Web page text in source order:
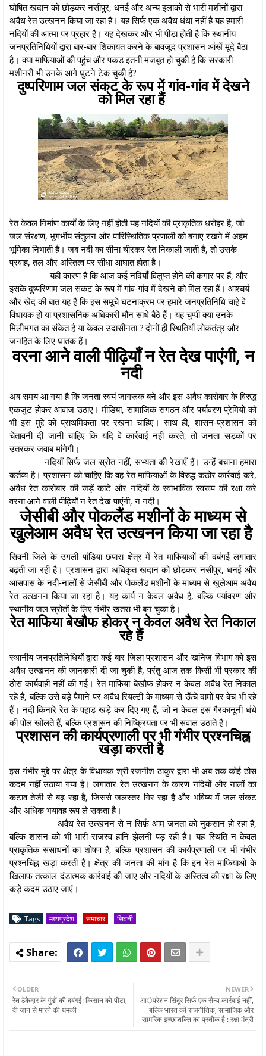
घोषित खदान को छोड़कर नसीपुर, धनई और अन्य इलाकों से भारी मशीनों द्वारा
अवैध रेत उत्खनन किया जा रहा है। यह सिर्फ एक अवैध धंधा नहीं है यह हमारी
नदियों की आत्मा पर प्रहार है। यह देखकर और भी पीड़ा होती है कि स्थानीय
जनप्रतिनिधियों द्वारा बार-बार शिकायत करने के बावजूद प्रशासन आंखें मूंदे बैठा
है। क्या माफियाओं की पहुंच और पकड़ इतनी मजबूत हो चुकी है कि सरकारी
मशीनरी भी उनके आगे घुटने टेक चुकी है?
दुष्परिणाम जल संकट के रूप में गांव-गांव में देखने
को मिल रहा हैं
रेत केवल निर्माण कार्यों के लिए नहीं होती यह नदियों की प्राकृतिक धरोहर है, जो
जल संरक्षण, भूगर्भीय संतुलन और पारिस्थितिक प्रणाली को बनाए रखने में अहम
भूमिका निभाती है। जब नदी का सीना चीरकर रेत निकाली जाती है, तो उसके
प्रवाह, तल और अस्तित्व पर सीधा आघात होता है।
यही कारण है कि आज कई नदियाँ विलुप्त होने की कगार पर हैं, और
इसके दुष्परिणाम जल संकट के रूप में गांव-गांव में देखने को मिल रहा हैं। आश्चर्य
और खेद की बात यह है कि इस समूचे घटनाक्रम पर हमारे जनप्रतिनिधि चाहे वे
विधायक हों या प्रशासनिक अधिकारी मौन साधे बैठे हैं। यह चुप्पी क्या उनके
मिलीभगत का संकेत है या केवल उदासीनता ? दोनों ही स्थितियाँ लोकतंत्र और
जनहित के लिए घातक हैं।
वरना आने वाली पीढ़ियाँ न रेत देख पाएंगी, न
नदी
अब समय आ गया है कि जनता स्वयं जागरूक बने और इस अवैध कारोबार के विरुद्ध
एकजुट होकर आवाज उठाए। मीडिया, सामाजिक संगठन और पर्यावरण प्रेमियों को
भी इस मुद्दे को प्राथमिकता पर रखना चाहिए। साथ ही, शासन-प्रशासन को
चेतावनी दी जानी चाहिए कि यदि वे कार्रवाई नहीं करते, तो जनता सड़कों पर
उतरकर जवाब मांगेगी।
नदियाँ सिर्फ जल स्रोत नहीं, सभ्यता की रेखाएँ हैं। उन्हें बचाना हमारा
कर्तव्य है। प्रशासन को चाहिए कि वह रेत माफियाओं के विरुद्ध कठोर कार्रवाई करे,
अवैध रेत कारोबार की जड़ें काटे और नदियों के स्वाभाविक स्वरूप की रक्षा करे
वरना आने वाली पीढ़ियाँ न रेत देख पाएंगी, न नदी।
जेसीबी और पोकलैंड मशीनों के माध्यम से
खुलेआम अवैध रेत उत्खनन किया जा रहा है
सिवनी जिले के उगली पांडिया छपारा क्षेत्र में रेत माफियाओं की दबंगई लगातार
बढ़ती जा रही है। प्रशासन द्वारा अधिकृत खदान को छोड़कर नसीपुर, धनई और
आसपास के नदी-नालों से जेसीबी और पोकलैंड मशीनों के माध्यम से खुलेआम अवैध
रेत उत्खनन किया जा रहा है। यह कार्य न केवल अवैध है, बल्कि पर्यावरण और
स्थानीय जल स्रोतों के लिए गंभीर खतरा भी बन चुका है।
रेत माफिया बेखौफ होकर न केवल अवैध रेत निकाल
रहे हैं
स्थानीय जनप्रतिनिधियों द्वारा कई बार जिला प्रशासन और खनिज विभाग को इस
अवैध उत्खनन की जानकारी दी जा चुकी है, परंतु आज तक किसी भी प्रकार की
ठोस कार्यवाही नहीं की गई। रेत माफिया बेखौफ होकर न केवल अवैध रेत निकाल
रहे हैं, बल्कि उसे बड़े पैमाने पर अवैध रियल्टी के माध्यम से ऊँचे दामों पर बेच भी रहे
हैं। नदी किनारे रेत के पहाड़ खड़े कर दिए गए हैं, जो न केवल इस गैरकानूनी धंधे
की पोल खोलते हैं, बल्कि प्रशासन की निष्क्रियता पर भी सवाल उठाते हैं।
प्रशासन की कार्यप्रणाली पर भी गंभीर प्रश्नचिह्न
खड़ा करती है
इस गंभीर मुद्दे पर क्षेत्र के विधायक श्री रजनीश ठाकुर द्वारा भी अब तक कोई ठोस
कदम नहीं उठाया गया है। लगातार रेत उत्खनन के कारण नदियों और नालों का
कटाव तेजी से बढ़ रहा है, जिससे जलस्तर गिर रहा है और भविष्य में जल संकट
और अधिक भयावह रूप ले सकता है।
अवैध रेत उत्खनन से न सिर्फ़ आम जनता को नुकसान हो रहा है,
बल्कि शासन को भी भारी राजस्व हानि झेलनी पड़ रही है। यह स्थिति न केवल
प्राकृतिक संसाधनों का शोषण है, बल्कि प्रशासन की कार्यप्रणाली पर भी गंभीर
प्रश्नचिह्न खड़ा करती है। क्षेत्र की जनता की मांग है कि इन रेत माफियाओं के
खिलाफ तत्काल दंडात्मक कार्रवाई की जाए और नदियों के अस्तित्व की रक्षा के लिए
कड़े कदम उठाए जाएं।
Tags मध्यप्रदेश समाचार सिवनी
NEWER
आॅपरेशन सिंदूर सिर्फ एक सैन्य कार्रवाई नहीं,
बल्कि भारत की राजनीतिक, सामाजिक और
सामरिक इच्छाशक्ति का प्रतीक है : रक्षा मंत्री
OLDER
रेत ठेकेदार के गुंडों की दबंगई: किसान को पीटा,
दी जान से मारने की धमकी